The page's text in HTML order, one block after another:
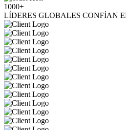
1000+
LÍDERES GLOBALES CONFÍAN